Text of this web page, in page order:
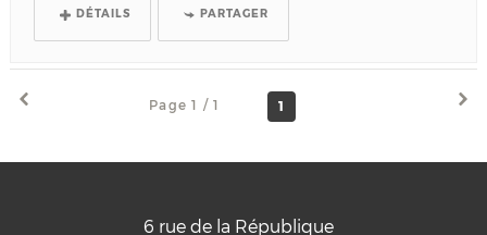
DÉTAILS PARTAGER
Page 1 / 1 1
6 rue de la République